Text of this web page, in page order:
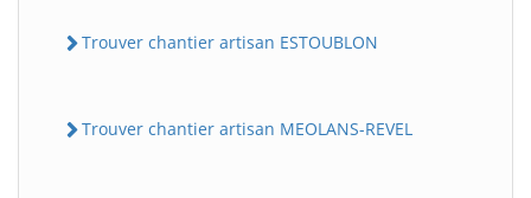
Trouver chantier artisan ESTOUBLON
Trouver chantier artisan MEOLANS-REVEL